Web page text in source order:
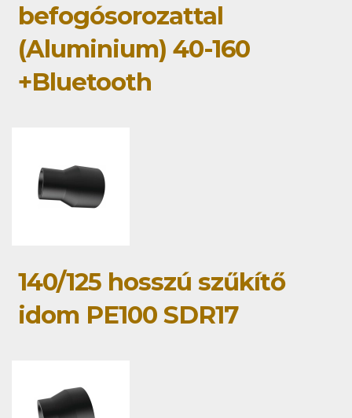
befogósorozattal
(Aluminium) 40-160
+Bluetooth
140/125 hosszú szűkítő
idom PE100 SDR17